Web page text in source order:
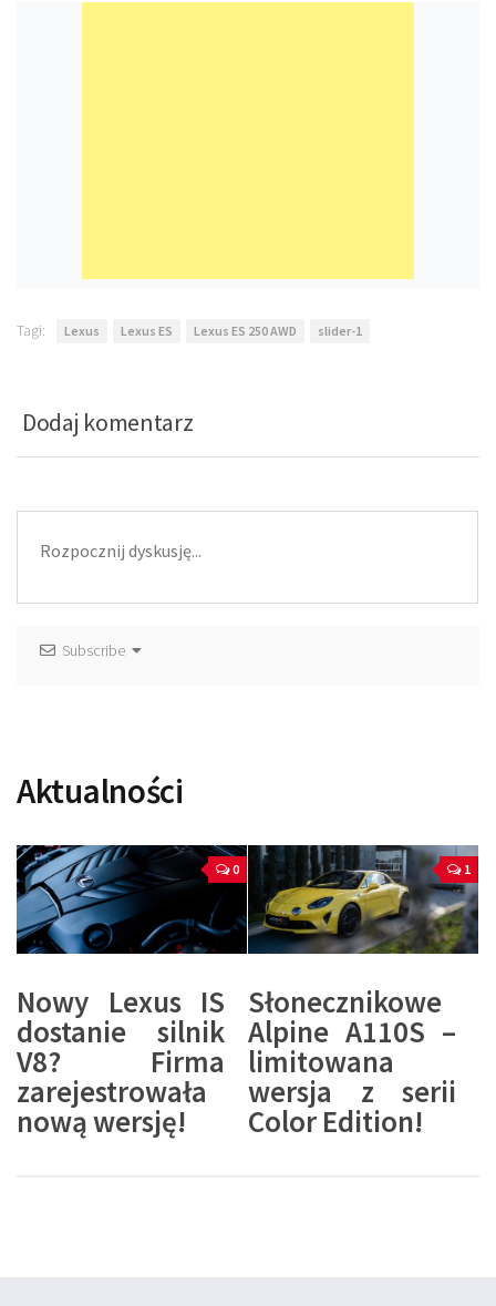
Tagi: Lexus Lexus ES Lexus ES 250 AWD slider-1
Dodaj komentarz
Subscribe
Aktualności
0
Nowy Lexus IS
dostanie silnik
V8? Firma
zarejestrowała
nową wersję!
1
Słonecznikowe
Alpine A110S –
limitowana
wersja z serii
Color Edition!